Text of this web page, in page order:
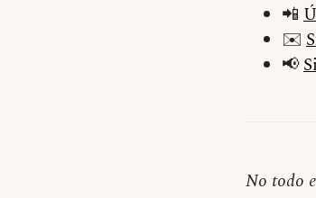
📲
✉️
📢
No todo